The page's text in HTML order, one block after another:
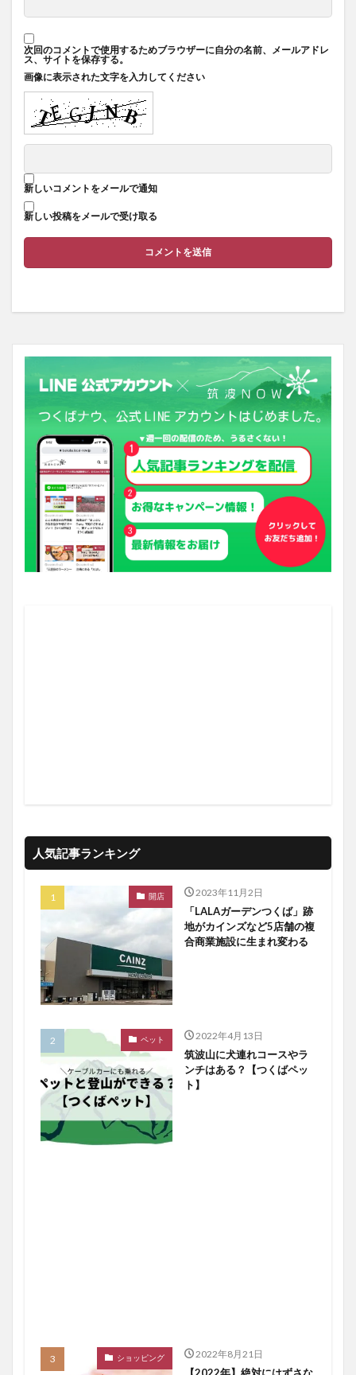
次回のコメントで使用するためブラウザーに自分の名前、メールアドレ
ス、サイトを保存する。
画像に表示された文字を入力してください
新しいコメントをメールで通知
新しい投稿をメールで受け取る
人気記事ランキング
開店 2023年11月2日
「LALAガーデンつくば」跡
地がカインズなど5店舗の複
合商業施設に生まれ変わる
ペット 2022年4月13日
筑波山に犬連れコースやラ
ンチはある？【つくばペッ
ト】
ショッピング 2022年8月21日
【2022年】絶対にはずさな